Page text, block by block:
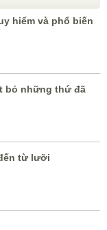
hiểm và phổ biến
bỏ những thứ đã
từ lưỡi